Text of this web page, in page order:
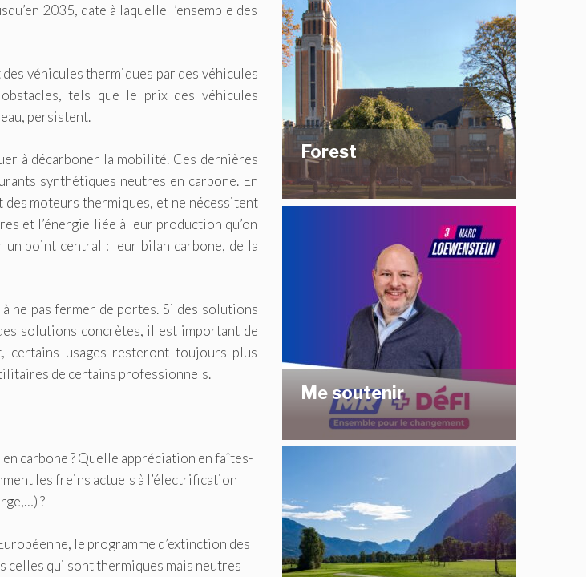
2035, date à laquelle l’ensemble des
véhicules thermiques par des véhicules
tels que le prix des véhicules
persistent.
à décarboner la mobilité. Ces dernières
synthétiques neutres en carbone. En
moteurs thermiques, et ne nécessitent
et l’énergie liée à leur production qu’on
un point central : leur bilan carbone, de la
ne pas fermer de portes. Si des solutions
solutions concrètes, il est important de
certains usages resteront toujours plus
de certains professionnels.
carbone ? Quelle appréciation en faîtes-
les freins actuels à l’électrification
?
le programme d’extinction des
qui sont thermiques mais neutres
Forest
Me soutenir